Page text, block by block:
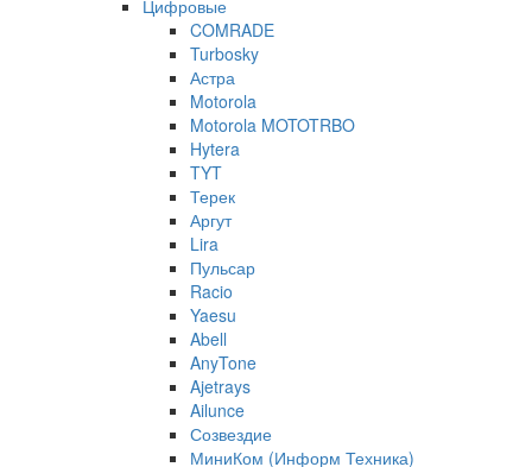
Цифровые
COMRADE
Turbosky
Астра
Motorola
Motorola MOTOTRBO
Hytera
TYT
Терек
Аргут
Lira
Пульсар
Racio
Yaesu
Abell
AnyTone
Ajetrays
Ailunce
Созвездие
МиниКом (Информ Техника)